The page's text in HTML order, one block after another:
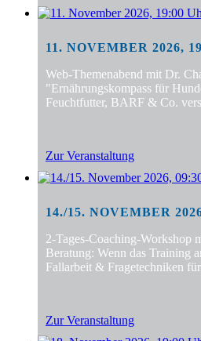
11. NOVEMBER 2026,
Web-Themenabend mit Dr.
"Ernährungskompass für
Feuchtfutter, BARF & Co.
Zur Veranstaltung
14./15. NOVEMBER
2-Tages-Coaching-Workshop
Beratung: Wenn das Training
Fallarbeit & Fragetechniken
Zur Veranstaltung